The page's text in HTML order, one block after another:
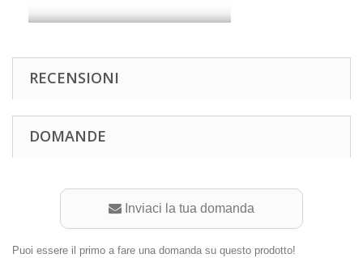
RECENSIONI
DOMANDE
Inviaci la tua domanda
Puoi essere il primo a fare una domanda su questo prodotto!